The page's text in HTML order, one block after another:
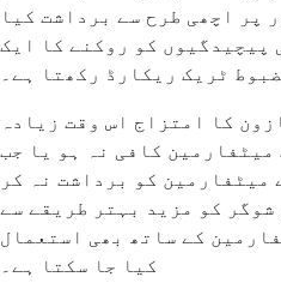
پر اچھی طرح سے برداشت کیا
پیچیدگیوں کو روکنے کا ایک
ٹریک ریکارڈ رکھتا ہے۔
کا امتزاج اس وقت زیادہ
کافی نہ ہو یا جب
میٹفارمین کو برداشت نہ کر
کو مزید بہتر طریقے سے
کے ساتھ بھی استعمال
کیا جا سکتا ہے۔